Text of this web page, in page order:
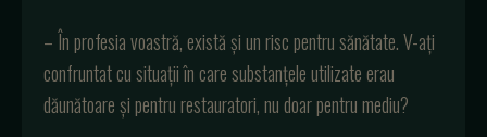
– În profesia voastră, există și un risc pentru sănătate. V-ați
confruntat cu situații în care substanțele utilizate erau
dăunătoare și pentru restauratori, nu doar pentru mediu?